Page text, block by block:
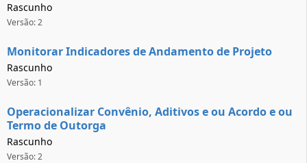
Rascunho
Versão: 2
Monitorar Indicadores de Andamento de Projeto
Rascunho
Versão: 1
Operacionalizar Convênio, Aditivos e ou Acordo e ou
Termo de Outorga
Rascunho
Versão: 2